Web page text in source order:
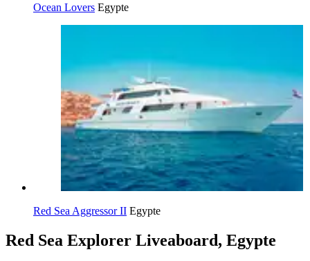
Ocean Lovers Egypte
Red Sea Aggressor II Egypte
Red Sea Explorer Liveaboard, Egypte